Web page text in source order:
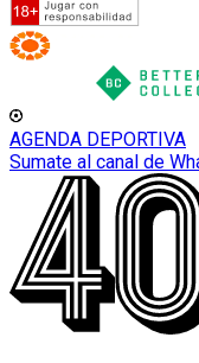
AGENDA DEPORTIVA
Sumate al canal de